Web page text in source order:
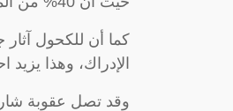
كما أن للكحول
الإدراك، وهذا
وقد تصل عقوبة